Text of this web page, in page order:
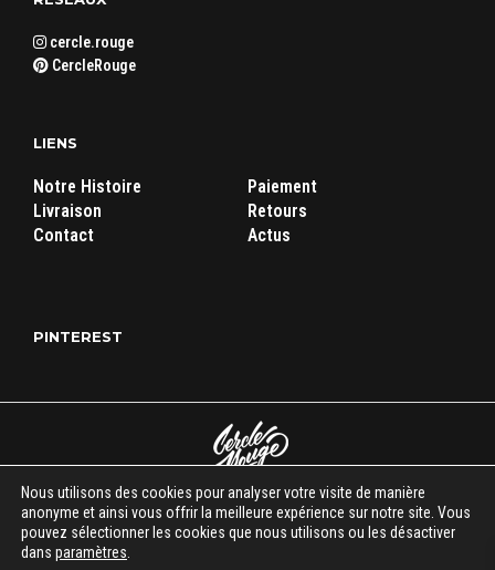
cercle.rouge
CercleRouge
LIENS
Notre Histoire
Livraison
Contact
Paiement
Retours
Actus
PINTEREST
Cercle Rouge Store|Mentions légales |C.G.V| Tous droits réservés
© 2018-2026
Nous utilisons des cookies pour analyser votre visite de manière
anonyme et ainsi vous offrir la meilleure expérience sur notre site. Vous
pouvez sélectionner les cookies que nous utilisons ou les désactiver
dans paramètres